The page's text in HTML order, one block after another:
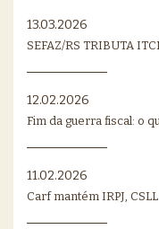
13.03.2026
SEFAZ/RS TRIBUTA
12.02.2026
Fim da guerra fiscal: o
11.02.2026
Carf mantém IRPJ,